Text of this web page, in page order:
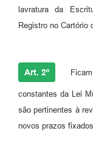
lavratura da
Registro no Cartório
Art. 2º
constantes da Lei
são pertinentes à
novos prazos